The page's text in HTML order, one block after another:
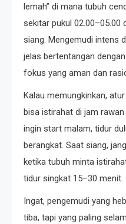
lemah” di mana tubuh
sekitar pukul 02.00–05.00
siang. Mengemudi intens
jelas bertentangan
fokus yang aman dan
Kalau memungkinkan,
bisa istirahat di jam
ingin start malam, tidur
berangkat. Saat siang,
ketika tubuh minta
tidur singkat 15–30 menit.
Ingat, pengemudi yang
tiba, tapi yang paling